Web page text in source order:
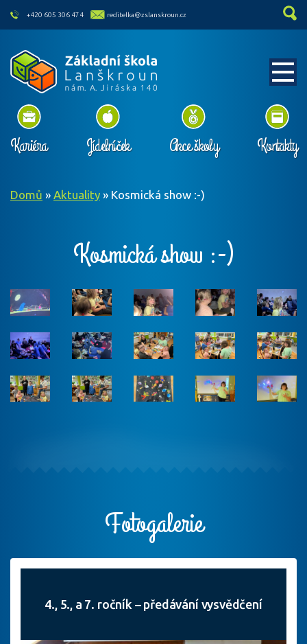
skip to main content
+420 605 306 474 reditelka@zslanskroun.cz
Kariéra Jídelníček Akce školy Kontakty
Domů » Aktuality » Kosmická show :-)
Kosmická show :-)
Fotogalerie
4., 5., a 7. ročník – předávání vysvědčení